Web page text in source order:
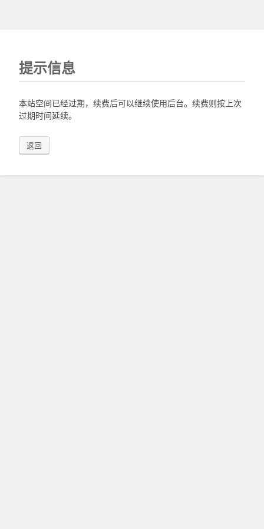
提示信息
本站空间已经过期，续费后可以继续使用后台。续费则按上次
过期时间延续。
返回